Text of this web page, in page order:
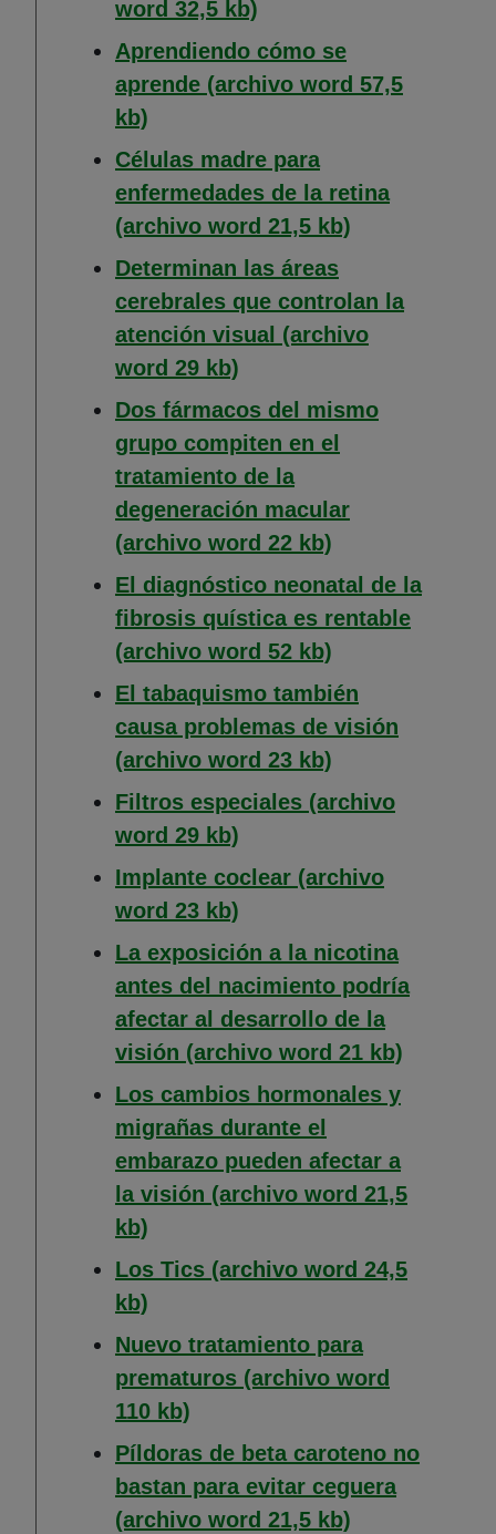
word 32,5 kb)
Aprendiendo cómo se
aprende (archivo word 57,5
kb)
Células madre para
enfermedades de la retina
(archivo word 21,5 kb)
Determinan las áreas
cerebrales que controlan la
atención visual (archivo
word 29 kb)
Dos fármacos del mismo
grupo compiten en el
tratamiento de la
degeneración macular
(archivo word 22 kb)
El diagnóstico neonatal de la
fibrosis quística es rentable
(archivo word 52 kb)
El tabaquismo también
causa problemas de visión
(archivo word 23 kb)
Filtros especiales (archivo
word 29 kb)
Implante coclear (archivo
word 23 kb)
La exposición a la nicotina
antes del nacimiento podría
afectar al desarrollo de la
visión (archivo word 21 kb)
Los cambios hormonales y
migrañas durante el
embarazo pueden afectar a
la visión (archivo word 21,5
kb)
Los Tics (archivo word 24,5
kb)
Nuevo tratamiento para
prematuros (archivo word
110 kb)
Píldoras de beta caroteno no
bastan para evitar ceguera
(archivo word 21,5 kb)